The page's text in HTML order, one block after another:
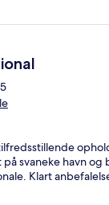
svaneke havn og
Klart